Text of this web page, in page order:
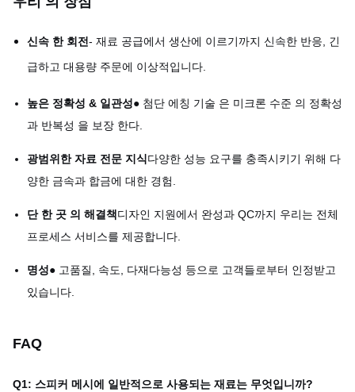
신속 한 회전- 재료 공급에서 생산에 이르기까지 신속한 반응, 긴
급하고 대용량 주문에 이상적입니다.
높은 정확성 & 일관성● 첨단 에칭 기술 은 미크론 수준 의 정확성
과 반복성 을 보장 한다.
광범위한 자료 전문 지식다양한 성능 요구를 충족시키기 위해 다
양한 금속과 합금에 대한 경험.
단 한 곳 의 해결책디자인 지원에서 완성과 QC까지 우리는 전체
프로세스 서비스를 제공합니다.
명성● 고품질, 속도, 다재다능성 등으로 고객들로부터 인정받고
있습니다.
FAQ
Q1: 스피커 메시에 일반적으로 사용되는 재료는 무엇입니까?